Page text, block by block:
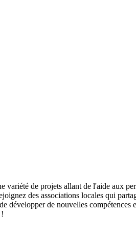
de projets allant de l'aide aux
des associations locales qui
développer de nouvelles compétences